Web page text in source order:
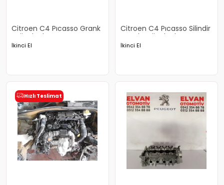
Citroen C4 Pıcasso Grank
Orjinal Çıkma
İkinci El
Citroen C4 Pıcasso Silindir
Kapak Orjinal Çıkma
İkinci El
Hızlı Teslimat